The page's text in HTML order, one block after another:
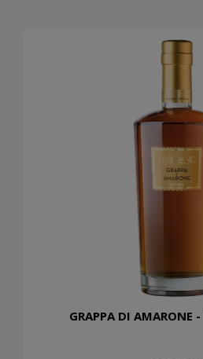
GRAPPA DI AMARONE